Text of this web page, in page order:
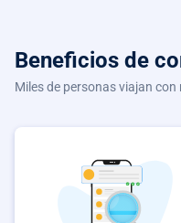
Beneficios de
Miles de personas viajan